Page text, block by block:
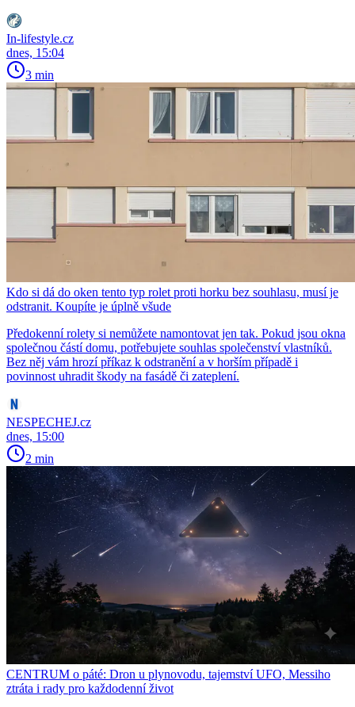
In-lifestyle.cz
dnes, 15:04
3 min
Kdo si dá do oken tento typ rolet proti horku bez souhlasu, musí je
odstranit. Koupíte je úplně všude
Předokenní rolety si nemůžete namontovat jen tak. Pokud jsou okna
společnou částí domu, potřebujete souhlas společenství vlastníků.
Bez něj vám hrozí příkaz k odstranění a v horším případě i
povinnost uhradit škody na fasádě či zateplení.
NESPECHEJ.cz
dnes, 15:00
2 min
CENTRUM o páté: Dron u plynovodu, tajemství UFO, Messiho
ztráta i rady pro každodenní život